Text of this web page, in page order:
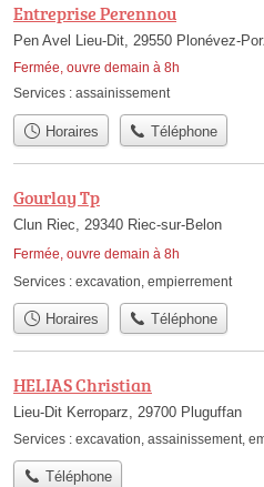
Entreprise Perennou
Pen Avel Lieu-Dit, 29550 Plonévez-
Fermée, ouvre demain à 8h
Services : assainissement
Horaires Téléphone
Gourlay Tp
Clun Riec, 29340 Riec-sur-Belon
Fermée, ouvre demain à 8h
Services : excavation empierrement
Horaires Téléphone
HELIAS Christian
Lieu-Dit Kerroparz, 29700 Pluguffan
Services : excavation, assainissement,
Téléphone